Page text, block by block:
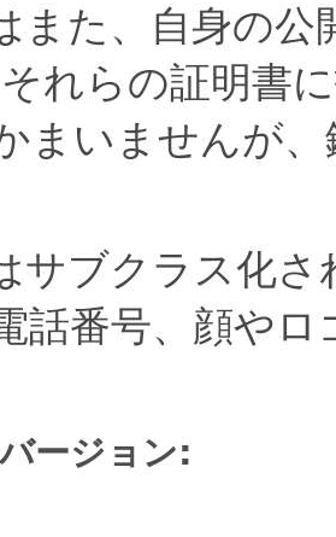
た、自身の公
それらの証明書
まいませんが
ブクラス化さ
話番号、顔や
ージョン: